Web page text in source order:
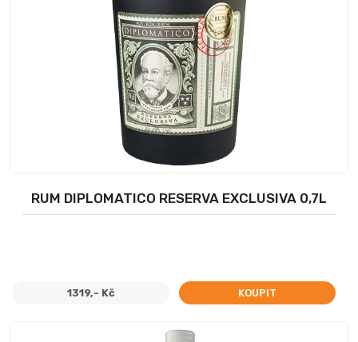
RUM DIPLOMATICO RESERVA EXCLUSIVA 0,7L
1319,- Kč KOUPIT